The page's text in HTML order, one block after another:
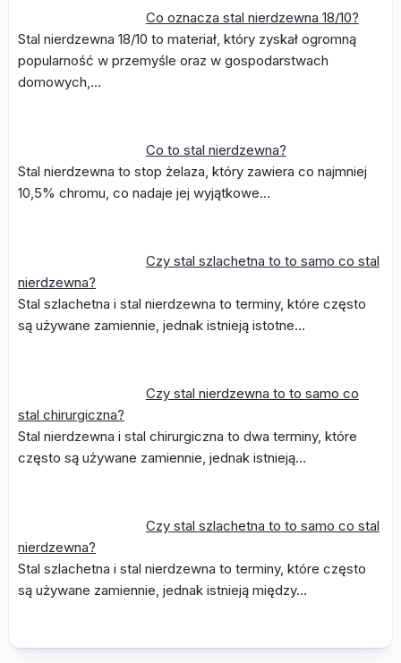
Co oznacza stal nierdzewna 18/10?
Stal nierdzewna 18/10 to materiał, który zyskał ogromną
popularność w przemyśle oraz w gospodarstwach
domowych,…
Co to stal nierdzewna?
Stal nierdzewna to stop żelaza, który zawiera co najmniej
10,5% chromu, co nadaje jej wyjątkowe…
Czy stal szlachetna to to samo co stal
nierdzewna?
Stal szlachetna i stal nierdzewna to terminy, które często
są używane zamiennie, jednak istnieją istotne…
Czy stal nierdzewna to to samo co
stal chirurgiczna?
Stal nierdzewna i stal chirurgiczna to dwa terminy, które
często są używane zamiennie, jednak istnieją…
Czy stal szlachetna to to samo co stal
nierdzewna?
Stal szlachetna i stal nierdzewna to terminy, które często
są używane zamiennie, jednak istnieją między…